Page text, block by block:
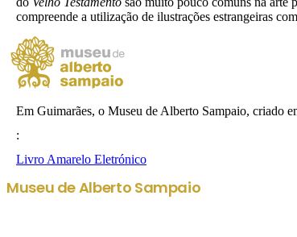
compreende a utilização de ilustrações estrangeiras
Em Guimarães, o Museu de Alberto Sampaio, criado
:
Livro Amarelo Eletrónico
Museu de Alberto Sampaio